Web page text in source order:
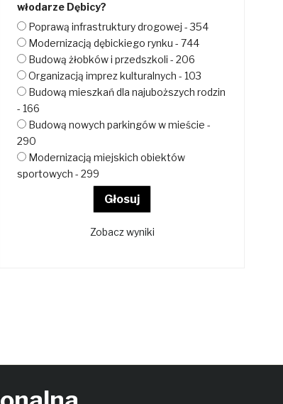
włodarze Dębicy?
Poprawą infrastruktury drogowej - 354
Modernizacją dębickiego rynku - 744
Budową żłobków i przedszkoli - 206
Organizacją imprez kulturalnych - 103
Budową mieszkań dla najuboższych rodzin
- 166
Budową nowych parkingów w mieście -
290
Modernizacją miejskich obiektów
sportowych - 299
Zobacz wyniki